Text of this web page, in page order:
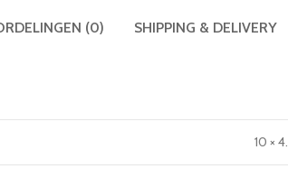
(0) SHIPPING & DELIVERY
10 ×